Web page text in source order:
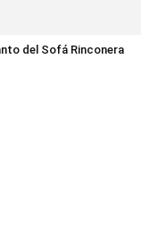
del Sofá Rinconera